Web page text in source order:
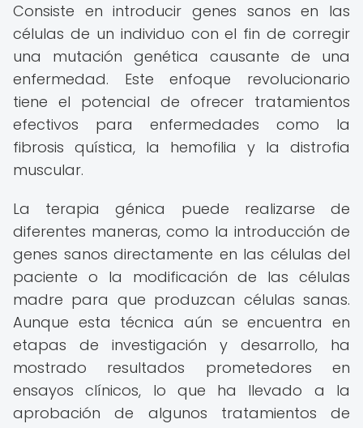
Consiste en introducir genes sanos en las
células de un individuo con el fin de corregir
una mutación genética causante de una
enfermedad. Este enfoque revolucionario
tiene el potencial de ofrecer tratamientos
efectivos para enfermedades como la
fibrosis quística, la hemofilia y la distrofia
muscular.
La terapia génica puede realizarse de
diferentes maneras, como la introducción de
genes sanos directamente en las células del
paciente o la modificación de las células
madre para que produzcan células sanas.
Aunque esta técnica aún se encuentra en
etapas de investigación y desarrollo, ha
mostrado resultados prometedores en
ensayos clínicos, lo que ha llevado a la
aprobación de algunos tratamientos de